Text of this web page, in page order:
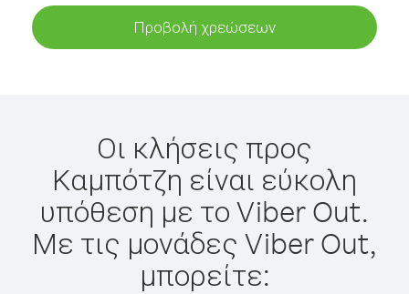
Προβολή χρεώσεων
Οι κλήσεις προς
Καμπότζη είναι εύκολη
υπόθεση με το Viber Out.
Με τις μονάδες Viber Out,
μπορείτε: